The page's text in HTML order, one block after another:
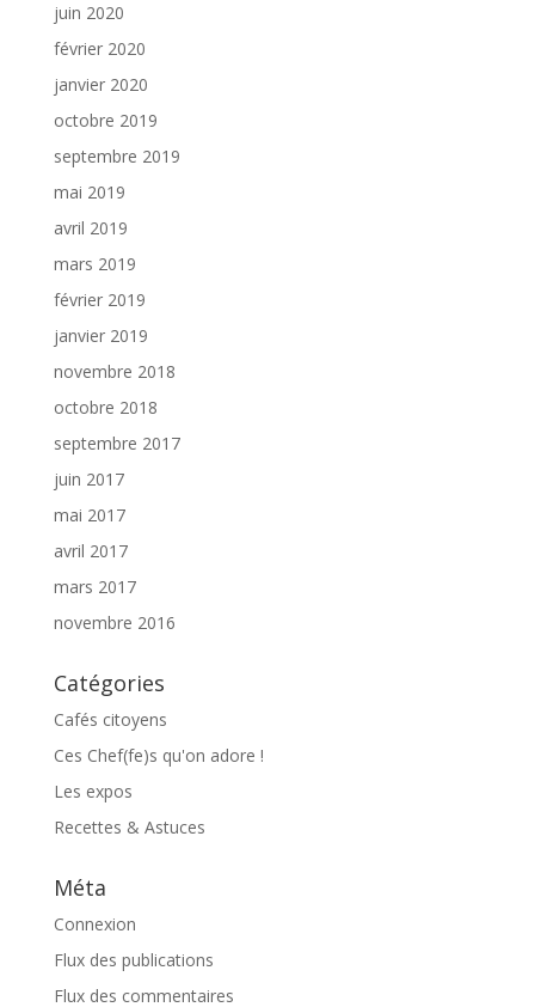
juin 2020
février 2020
janvier 2020
octobre 2019
septembre 2019
mai 2019
avril 2019
mars 2019
février 2019
janvier 2019
novembre 2018
octobre 2018
septembre 2017
juin 2017
mai 2017
avril 2017
mars 2017
novembre 2016
Catégories
Cafés citoyens
Ces Chef(fe)s qu'on adore !
Les expos
Recettes & Astuces
Méta
Connexion
Flux des publications
Flux des commentaires